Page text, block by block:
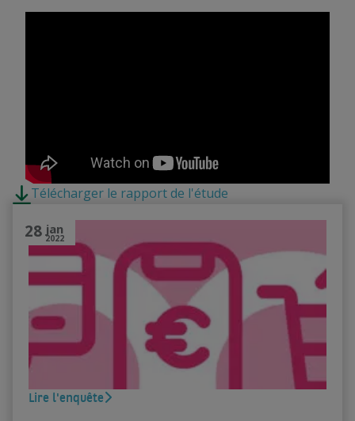
Télécharger le rapport de l'étude
28 jan
2022
Lire l'enquête